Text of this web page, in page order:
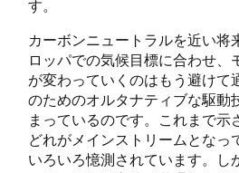
す。
カーボンニュートラルを近い将
ロッパでの気候目標に合わせ、
が変わっていくのはもう避けて
のためのオルタナティブな駆動
まっているのです。これまで示
どれがメインストリームとなっ
いろいろ憶測されています。し